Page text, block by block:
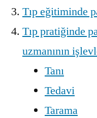
Tıp eğitiminde
Tıp pratiğinde
uzmanının
Tanı
Tedavi
Tarama